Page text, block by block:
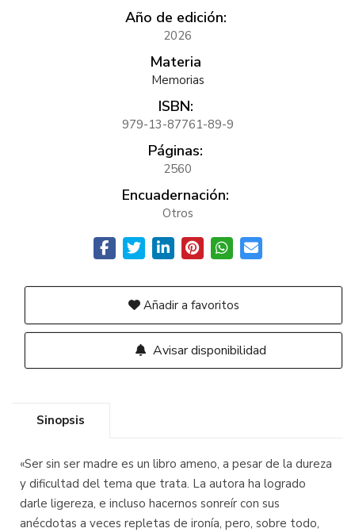
Año de edición:
2026
Materia
Memorias
ISBN:
979-13-87761-89-9
Páginas:
2560
Encuadernación:
Otros
Añadir a favoritos
Avisar disponibilidad
Sinopsis
«Ser sin ser madre es un libro ameno, a pesar de la dureza
y dificultad del tema que trata. La autora ha logrado
darle ligereza, e incluso hacernos sonreír con sus
anécdotas a veces repletas de ironía, pero, sobre todo,